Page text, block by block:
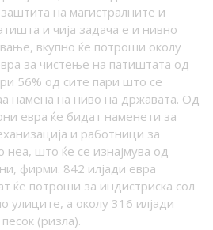
на магистралните и
и чија задача е и нивно
вкупно ќе потроши околу
за чистење на патиштата од
56% од сите пари што се
намена на ниво на државата. Од
евра ќе бидат наменети за
и работници за
неа, што ќе се изнајмува од
фирми. 842 илјади евра
ќе потроши за индистриска сол
улиците, а околу 316 илјади
(ризла).